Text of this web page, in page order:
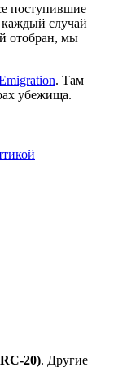
поступившие
случай
отобран, мы
. Там
убежища.
20). Другие